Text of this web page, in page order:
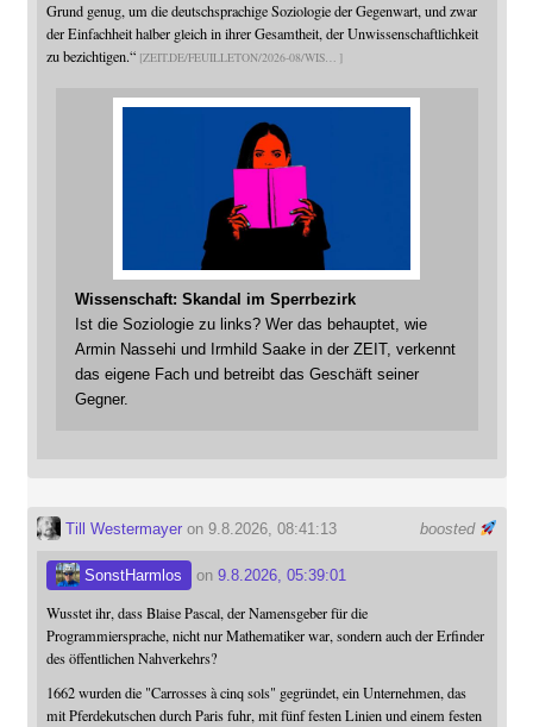
Grund genug, um die deutschsprachige Soziologie der Gegenwart, und zwar
der Einfachheit halber gleich in ihrer Gesamtheit, der Unwissenschaftlichkeit
zu bezichtigen.“ ZEIT.DE/FEUILLETON/2026-08/WIS
Wissenschaft: Skandal im Sperrbezirk
Ist die Soziologie zu links? Wer das behauptet, wie
Armin Nassehi und Irmhild Saake in der ZEIT, verkennt
das eigene Fach und betreibt das Geschäft seiner
Gegner.
boosted
Till Westermayeron 9.8.2026, 08:41:13
SonstHarmlos on 9.8.2026, 05:39:01
Wusstet ihr, dass Blaise Pascal, der Namensgeber für die
Programmiersprache, nicht nur Mathematiker war, sondern auch der Erfinder
des öffentlichen Nahverkehrs?
1662 wurden die "Carrosses à cinq sols" gegründet, ein Unternehmen, das
mit Pferdekutschen durch Paris fuhr, mit fünf festen Linien und einem festen